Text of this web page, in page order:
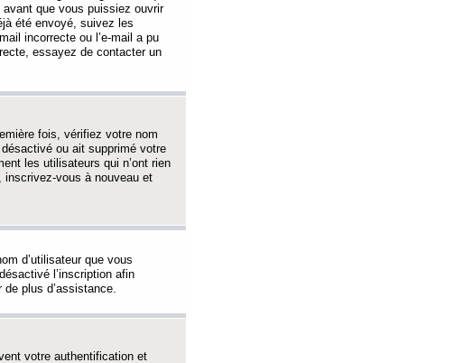
que vous puissiez ouvrir
été envoyé, suivez les
incorrecte ou l’e-mail a pu
essayez de contacter un
fois, vérifiez votre nom
ou ait supprimé votre
les utilisateurs qui n’ont rien
inscrivez-vous à nouveau et
d’utilisateur que vous
l’inscription afin
de plus d’assistance.
votre authentification et